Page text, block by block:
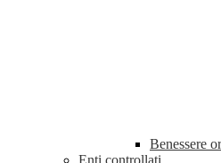
Benessere